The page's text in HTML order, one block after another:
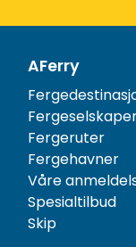
AFerry
Fergeruter
Fergehavner
Våre
Spesialtilbud
Skip